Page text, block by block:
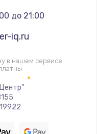
до 21:00
iq.ru
в нашем сервисе